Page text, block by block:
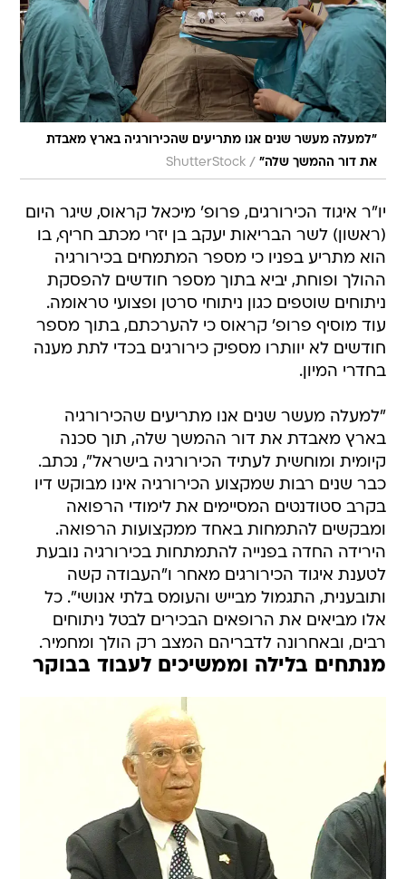
"למעלה מעשר שנים אנו מתריעים שהכירורגיה בארץ מאבדת
את דור ההמשך שלה" /
ShutterStock
יו"ר איגוד הכירורגים, פרופ' מיכאל קראוס, שיגר היום
(ראשון) לשר הבריאות יעקב בן יזרי מכתב חריף, בו
הוא מתריע בפניו כי מספר המתמחים בכירורגיה
ההולך ופוחת, יביא בתוך מספר חודשים להפסקת
ניתוחים שוטפים כגון ניתוחי סרטן ופצועי טראומה.
עוד מוסיף פרופ' קראוס כי להערכתם, בתוך מספר
חודשים לא יוותרו מספיק כירורגים בכדי לתת מענה
בחדרי המיון.
"למעלה מעשר שנים אנו מתריעים שהכירורגיה
בארץ מאבדת את דור ההמשך שלה, תוך סכנה
קיומית ומוחשית לעתיד הכירורגיה בישראל", נכתב.
כבר שנים רבות שמקצוע הכירורגיה אינו מבוקש דיו
בקרב סטודנטים המסיימים את לימודי הרפואה
ומבקשים להתמחות באחד ממקצועות הרפואה.
הירידה החדה בפנייה להתמתחות בכירורגיה נובעת
לטענת איגוד הכירורגים מאחר ו"העבודה קשה
ותובענית, התגמול מבייש והעומס בלתי אנושי". כל
אלו מביאים את הרופאים הבכירים לבטל ניתוחים
רבים, ובאחרונה לדבריהם המצב רק הולך ומחמיר.
מנתחים בלילה וממשיכים לעבוד בבוקר